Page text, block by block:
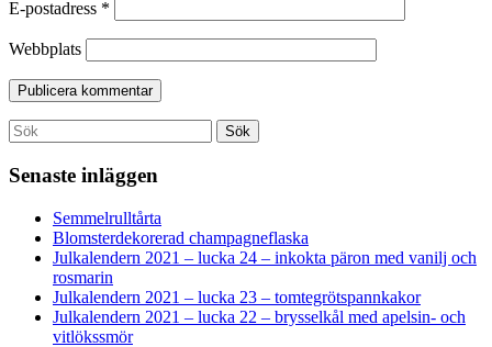
E-postadress *
Webbplats
Search
for:
Sök
Senaste inläggen
Semmelrulltårta
Blomsterdekorerad champagneflaska
Julkalendern 2021 – lucka 24 – inkokta päron med vanilj och
rosmarin
Julkalendern 2021 – lucka 23 – tomtegrötspannkakor
Julkalendern 2021 – lucka 22 – brysselkål med apelsin- och
vitlökssmör